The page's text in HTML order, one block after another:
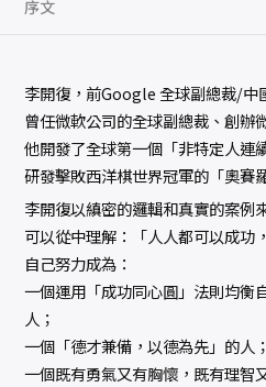
序文
李開復，前Google 全球副總裁/中
曾任微軟公司的全球副總裁、創辦
他開發了全球第一個「非特定人連
研發擊敗西洋棋世界冠軍的「奧賽
李開復以縝密的邏輯和真實的案例
可以從中理解：「人人都可以成功
自己努力成為：
一個運用「成功同心圓」法則均衡
人；
一個「德才兼備，以德為先」的人；
一個既有勇氣又有胸懷，既有理智